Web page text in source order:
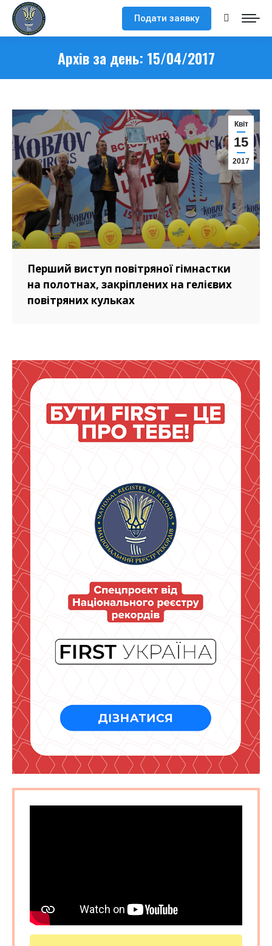
Подати заявку Search:
Архів за день: 15/04/2017
Квіт
15
2017
Перший виступ повітряної гімнастки
на полотнах, закріплених на гелієвих
повітряних кульках